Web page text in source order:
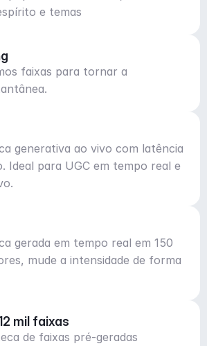
e temas
faixas para tornar a
generativa ao vivo com latência
Ideal para UGC em tempo real e
gerada em tempo real em 150
mude a intensidade de forma
mil faixas
de faixas pré-geradas